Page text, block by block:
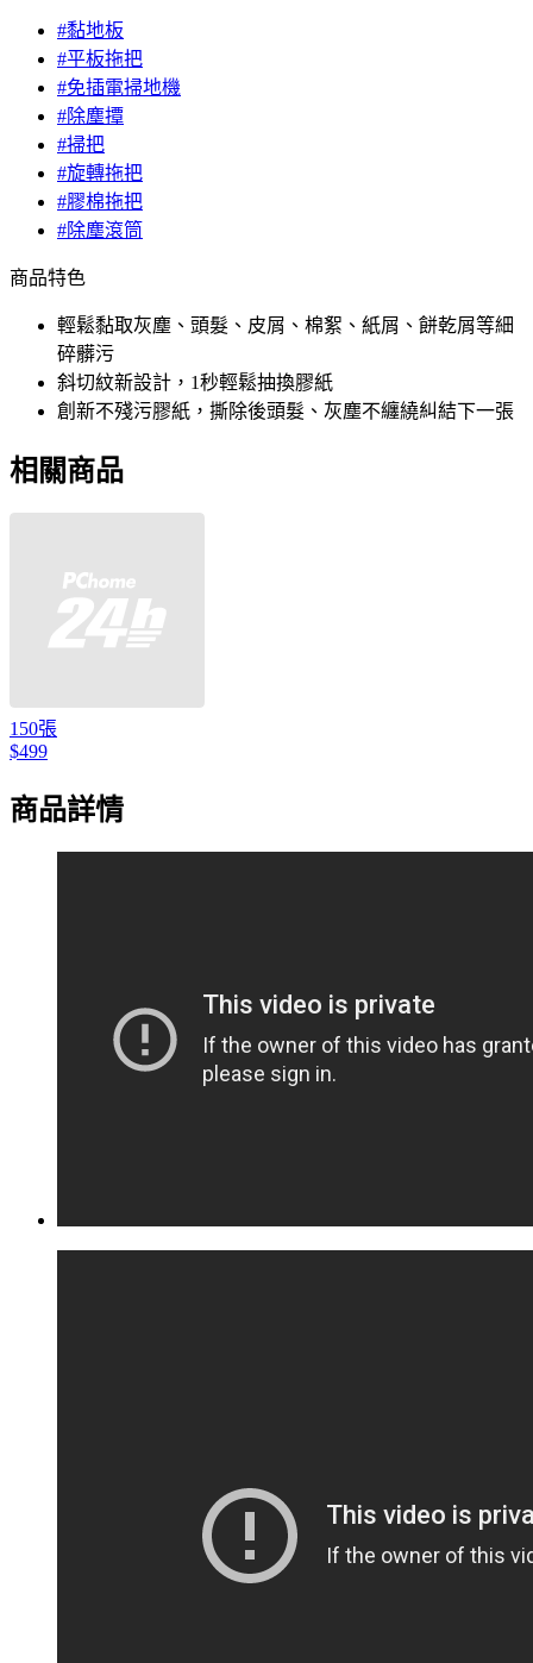
#黏地板
#平板拖把
#免插電掃地機
#除塵撢
#掃把
#旋轉拖把
#膠棉拖把
#除塵滾筒
商品特色
輕鬆黏取灰塵、頭髮、皮屑、棉絮、紙屑、餅乾屑等細
碎髒污
斜切紋新設計，1秒輕鬆抽換膠紙
創新不殘污膠紙，撕除後頭髮、灰塵不纏繞糾結下一張
相關商品
150張
$499
商品詳情